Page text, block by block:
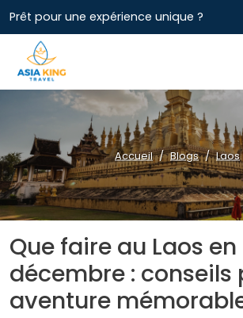
Prêt pour une expérience unique ?
Accueil Blogs Laos
Que faire au Laos en
décembre : conseils
aventure